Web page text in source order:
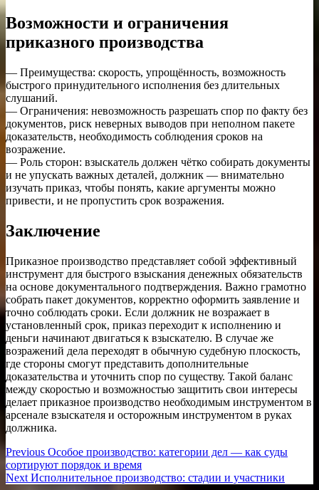
Возможности и ограничения
приказного производства
— Преимущества: скорость, упрощённость, возможность
быстрого принудительного исполнения без длительных
слушаний.
— Ограничения: невозможность разрешать спор по факту без
документов, риск неверных выводов при неполном пакете
доказательств, необходимость соблюдения сроков на
возражение.
— Роль сторон: взыскатель должен чётко собирать документы
и не упускать важных деталей, должник — внимательно
изучать приказ, чтобы понять, какие аргументы можно
привести, и не пропустить срок возражения.
Заключение
Приказное производство представляет собой эффективный
инструмент для быстрого взыскания денежных обязательств
на основе документального подтверждения. Важно грамотно
собрать пакет документов, корректно оформить заявление и
точно соблюдать сроки. Если должник не возражает в
установленный срок, приказ переходит к исполнению и
деньги начинают двигаться к взыскателю. В случае же
возражений дела переходят в обычную судебную плоскость,
где стороны смогут представить дополнительные
доказательства и уточнить спор по существу. Такой баланс
между скоростью и возможностью защитить свои интересы
делает приказное производство необходимым инструментом в
арсенале взыскателя и осторожным инструментом в руках
должника.
Навигация
по
Previous Previous
post:
Особое производство: категории дел — как суды
сортируют порядок и время
Next Next
Исполнительное производство: стадии и участники